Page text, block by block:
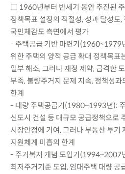
□ 1960년부터 반세기 동안 추진된
정책목표 설정의 적절성, 성과 달성도,
국민체감도 측면에서 평가
- 주택공급 기반 마련기(1960~1979
위한 주택의 양적 공급 확대 정책목표
일부 해소, 그러나 재정 제약, 급격한
부족, 불량주거지 문제 지속, 정책성
한계
- 대량 주택공급기(1980~1993년):
신도시 건설 등 대규모 공급정책으로
시장안정에 기여, 그러나 부동산 투기
지원체계 미흡의 한계
- 주거복지 개념 도입기(1994~2007
최저주거기준 도입, 임대주택 대량 공